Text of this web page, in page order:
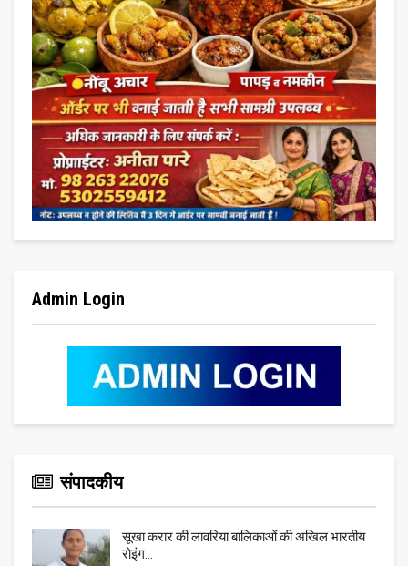
Admin Login
संपादकीय
सूखा करार की लावरिया बालिकाओं की अखिल भारतीय
रोइंग…